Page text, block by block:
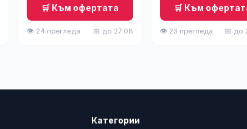
🛒 Към офертата
👁 24 прегледа 📅 до 27.08
🛒 Към
👁 23 прегледа 📅 до
Категории